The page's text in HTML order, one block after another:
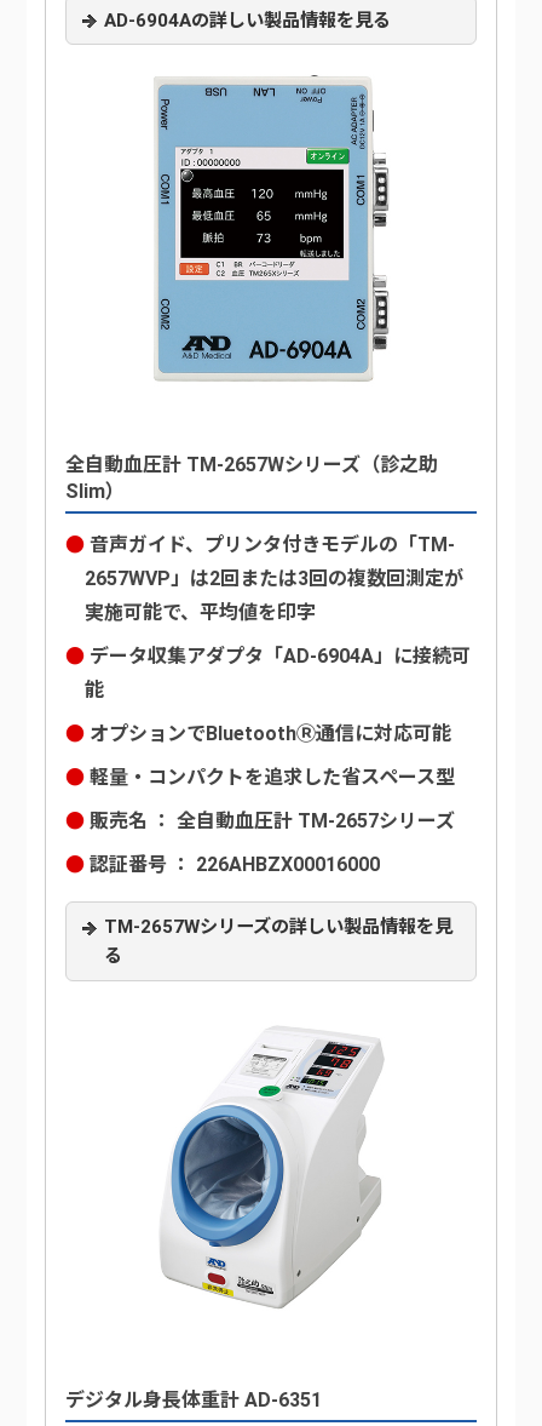
AD-6904Aの詳しい製品情報を見る
全自動血圧計 TM-2657Wシリーズ（診之助
Slim）
音声ガイド、プリンタ付きモデルの「TM-
2657WVP」は2回または3回の複数回測定が
実施可能で、平均値を印字
データ収集アダプタ「AD-6904A」に接続可
能
オプションでBluetoothⓇ通信に対応可能
軽量・コンパクトを追求した省スペース型
販売名 ： 全自動血圧計 TM-2657シリーズ
認証番号 ： 226AHBZX00016000
TM-2657Wシリーズの詳しい製品情報を見
る
デジタル身長体重計 AD-6351